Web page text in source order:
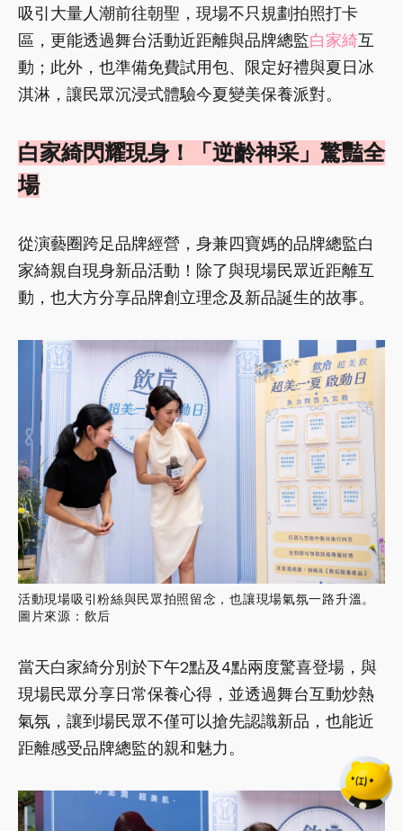
吸引大量人潮前往朝聖，現場不只規劃拍照打卡
區，更能透過舞台活動近距離與品牌總監白家綺互
動；此外，也準備免費試用包、限定好禮與夏日冰
淇淋，讓民眾沉浸式體驗今夏變美保養派對。
白家綺閃耀現身！「逆齡神采」驚豔全
場
從演藝圈跨足品牌經營，身兼四寶媽的品牌總監白
家綺親自現身新品活動！除了與現場民眾近距離互
動，也大方分享品牌創立理念及新品誕生的故事。
活動現場吸引粉絲與民眾拍照留念，也讓現場氣氛一路升溫。
圖片來源：飲后
當天白家綺分別於下午2點及4點兩度驚喜登場，與
現場民眾分享日常保養心得，並透過舞台互動炒熱
氣氛，讓到場民眾不僅可以搶先認識新品，也能近
距離感受品牌總監的親和魅力。